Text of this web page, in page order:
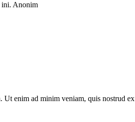
ini. Anonim
Ut enim ad minim veniam, quis nostrud ex